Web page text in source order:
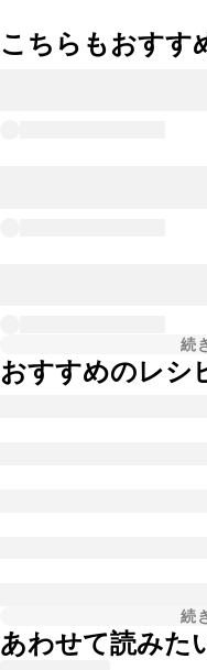
こちらもおすす
続
おすすめのレシ
続
あわせて読みた